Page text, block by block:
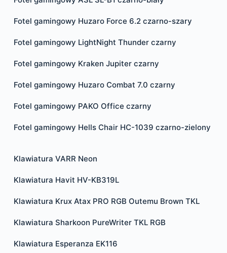
Fotel gamingowy Huzaro Force 6.2 czarno-szary
Fotel gamingowy LightNight Thunder czarny
Fotel gamingowy Kraken Jupiter czarny
Fotel gamingowy Huzaro Combat 7.0 czarny
Fotel gamingowy PAKO Office czarny
Fotel gamingowy Hells Chair HC-1039 czarno-zielony
Klawiatura VARR Neon
Klawiatura Havit HV-KB319L
Klawiatura Krux Atax PRO RGB Outemu Brown TKL
Klawiatura Sharkoon PureWriter TKL RGB
Klawiatura Esperanza EK116